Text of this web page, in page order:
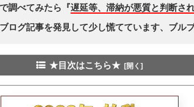
調べてみたら『遅延等、滞納が悪質と判断さ
ログ記事を発見して少し慌てています、ブル
★目次はこちら★